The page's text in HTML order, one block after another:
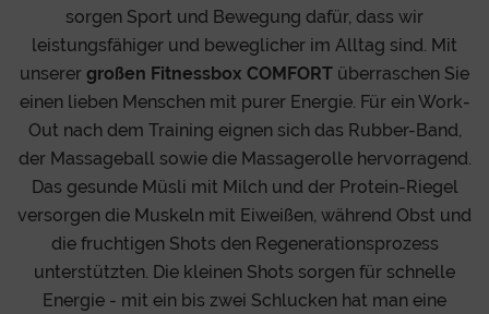
sorgen Sport und Bewegung dafür, dass wir
leistungsfähiger und beweglicher im Alltag sind. Mit
unserer großen Fitnessbox COMFORT überraschen Sie
einen lieben Menschen mit purer Energie. Für ein Work-
Out nach dem Training eignen sich das Rubber-Band,
der Massageball sowie die Massagerolle hervorragend.
Das gesunde Müsli mit Milch und der Protein-Riegel
versorgen die Muskeln mit Eiweißen, während Obst und
die fruchtigen Shots den Regenerationsprozess
unterstützten. Die kleinen Shots sorgen für schnelle
Energie - mit ein bis zwei Schlucken hat man eine